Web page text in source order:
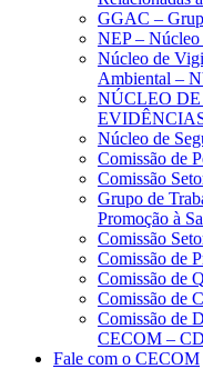
GGAC –
NEP – Núcleo
Núcleo de
Ambiental –
NÚCLEO
Núcleo de
Comissão de
Comissão
Grupo de
Promoção à
Comissão
Comissão de
Comissão de
Comissão de
Comissão de
CECOM –
Fale com o CECOM